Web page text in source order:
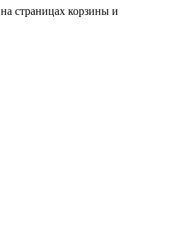
страницах корзины и